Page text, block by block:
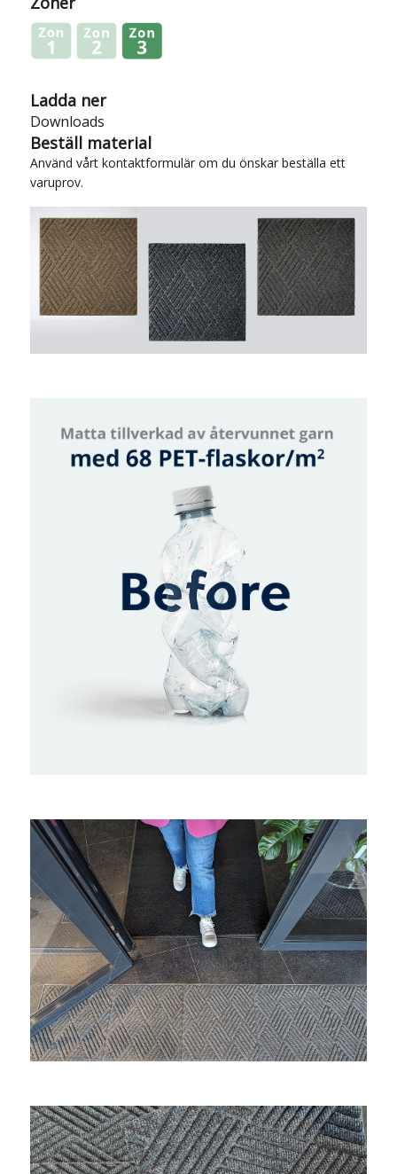
Ladda ner
Downloads
Beställ material
Använd vårt kontaktformulärom du önskar beställa ett
varuprov.